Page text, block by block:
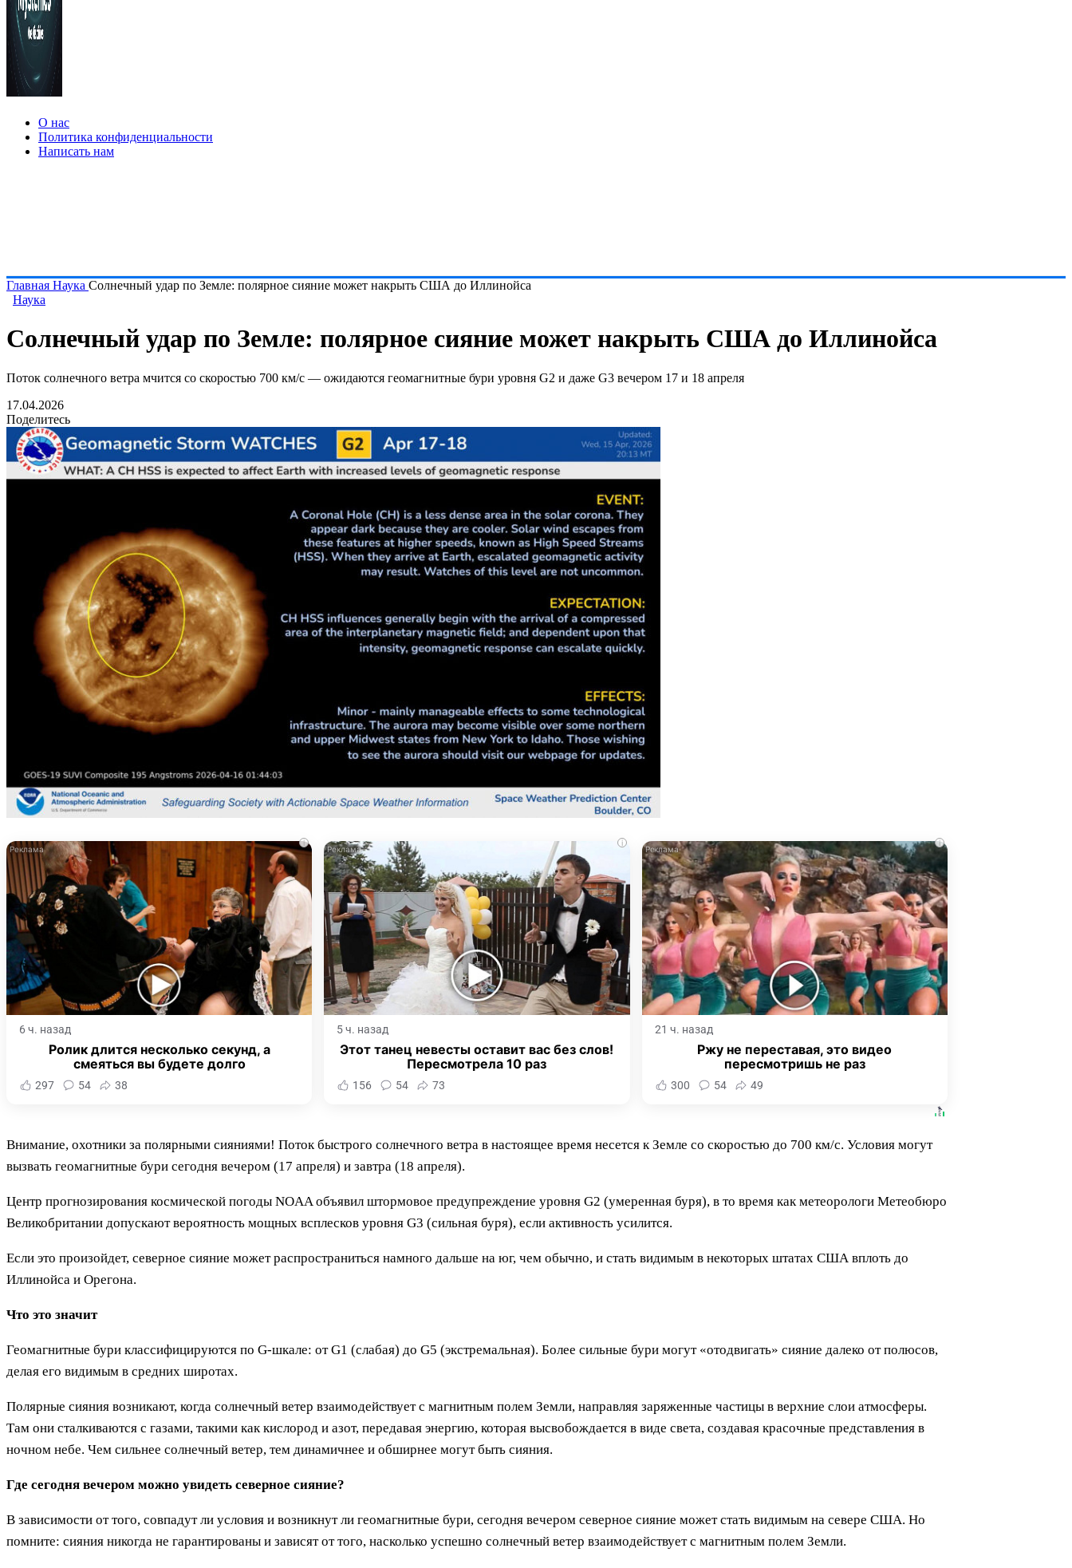
О нас
Политика конфиденциальности
Написать нам
Главная Наука Солнечный удар по Земле: полярное сияние может накрыть США до Иллинойса
Наука
Солнечный удар по Земле: полярное сияние может накрыть США до Иллинойса
Поток солнечного ветра мчится со скоростью 700 км/с — ожидаются геомагнитные бури уровня G2 и даже G3 вечером 17 и 18 апреля
17.04.2026
Поделитесь
i
6 ч. назад
Ролик длится несколько секунд, а
смеяться вы будете долго
297 54 38
i
5 ч. назад
Этот танец невесты оставит вас без слов!
Пересмотрела 10 раз
156 54 73
i
21 ч. назад
Ржу не переставая, это видео
пересмотришь не раз
300 54 49
Внимание, охотники за полярными сияниями! Поток быстрого солнечного ветра в настоящее время несется к Земле со скоростью до 700 км/с. Условия могут
вызвать геомагнитные бури сегодня вечером (17 апреля) и завтра (18 апреля).
Центр прогнозирования космической погоды NOAA объявил штормовое предупреждение уровня G2 (умеренная буря), в то время как метеорологи Метеобюро
Великобритании допускают вероятность мощных всплесков уровня G3 (сильная буря), если активность усилится.
Если это произойдет, северное сияние может распространиться намного дальше на юг, чем обычно, и стать видимым в некоторых штатах США вплоть до
Иллинойса и Орегона.
Что это значит
Геомагнитные бури классифицируются по G-шкале: от G1 (слабая) до G5 (экстремальная). Более сильные бури могут «отодвигать» сияние далеко от полюсов,
делая его видимым в средних широтах.
Полярные сияния возникают, когда солнечный ветер взаимодействует с магнитным полем Земли, направляя заряженные частицы в верхние слои атмосферы.
Там они сталкиваются с газами, такими как кислород и азот, передавая энергию, которая высвобождается в виде света, создавая красочные представления в
ночном небе. Чем сильнее солнечный ветер, тем динамичнее и обширнее могут быть сияния.
Где сегодня вечером можно увидеть северное сияние?
В зависимости от того, совпадут ли условия и возникнут ли геомагнитные бури, сегодня вечером северное сияние может стать видимым на севере США. Но
помните: сияния никогда не гарантированы и зависят от того, насколько успешно солнечный ветер взаимодействует с магнитным полем Земли.